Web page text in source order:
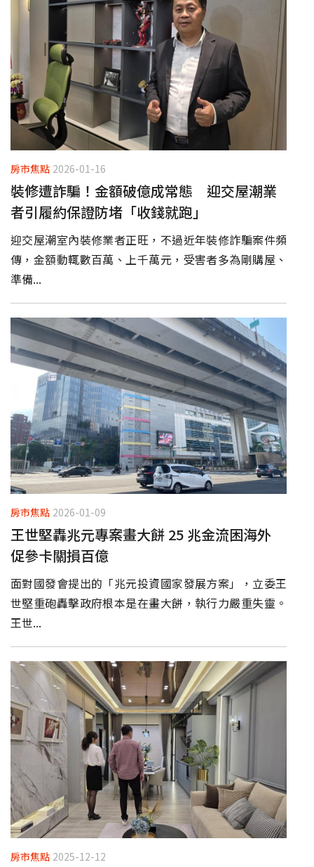
房市焦點 2026-01-16
裝修遭詐騙！金額破億成常態 迎交屋潮業
者引履約保證防堵「收錢就跑」
迎交屋潮室內裝修業者正旺，不過近年裝修詐騙案件頻
傳，金額動輒數百萬、上千萬元，受害者多為剛購屋、
準備...
房市焦點 2026-01-09
王世堅轟兆元專案畫大餅 25 兆金流困海外
促參卡關損百億
面對國發會提出的「兆元投資國家發展方案」，立委王
世堅重砲轟擊政府根本是在畫大餅，執行力嚴重失靈。
王世...
房市焦點 2025-12-12